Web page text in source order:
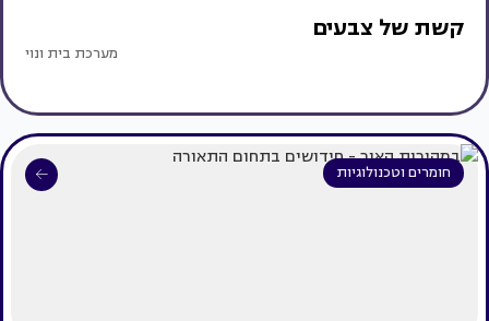
קשת של צבעים
מערכת בית ונוי
חומרים וטכנולוגיות